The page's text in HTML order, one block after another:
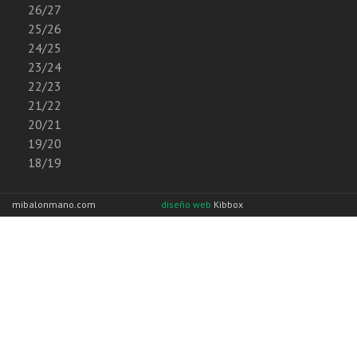
26/27
25/26
24/25
23/24
22/23
21/22
20/21
19/20
18/19
mibalonmano.com diseño web Kibbox